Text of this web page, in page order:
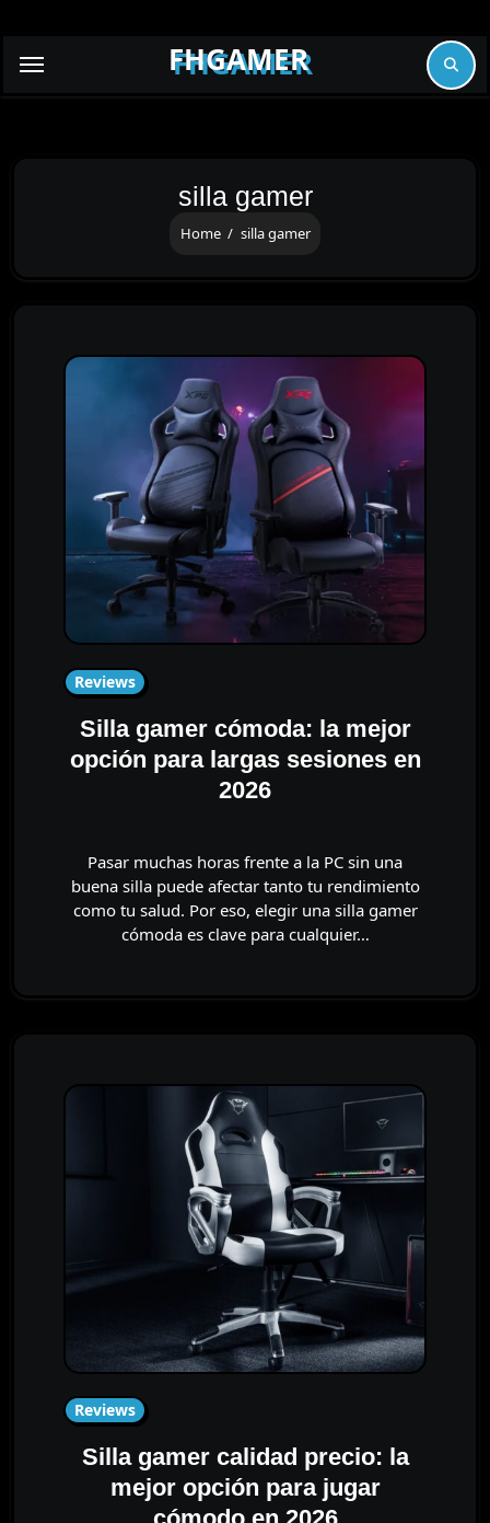
FHGAMER
silla gamer
Home silla gamer
Reviews
Silla gamer cómoda: la mejor
opción para largas sesiones en
2026
Pasar muchas horas frente a la PC sin una
buena silla puede afectar tanto tu rendimiento
como tu salud. Por eso, elegir una silla gamer
cómoda es clave para cualquier…
Reviews
Silla gamer calidad precio: la
mejor opción para jugar